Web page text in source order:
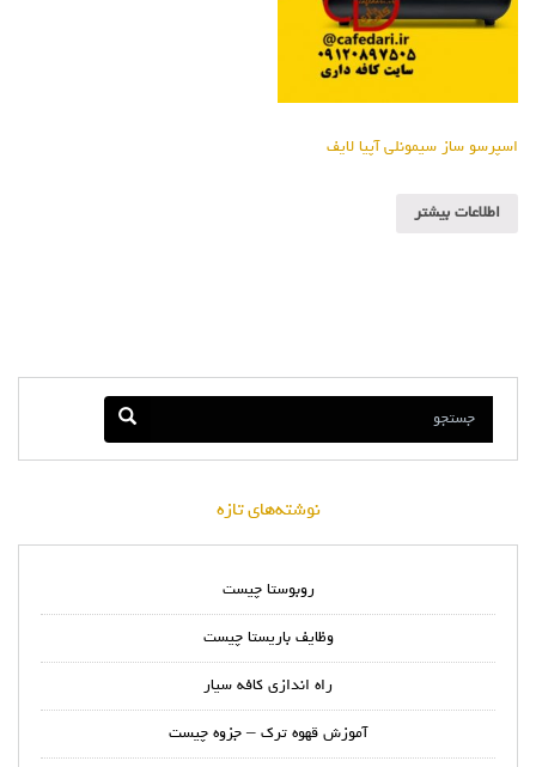
اسپرسو ساز سیمونلی آپیا لایف
اطلاعات بیشتر
نوشته‌های تازه
روبوستا چیست
وظایف باریستا چیست
راه اندازی کافه سیار
آموزش قهوه ترک – جزوه چیست